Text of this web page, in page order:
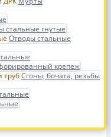
стальные гнутые
Отводы стальные
крепеж
Сгоны, бочата, резьбы